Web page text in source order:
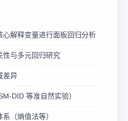
心解释变量进行面板回归分析
性与多元回归研究
差异
DID 等准自然实验）
（熵值法等）